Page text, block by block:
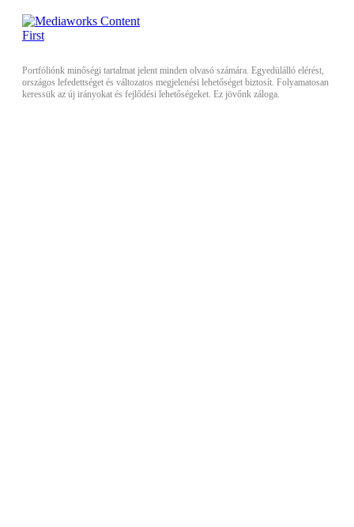
Portfóliónk minőségi tartalmat jelent minden olvasó számára. Egyedülálló elérést,
országos lefedettséget és változatos megjelenési lehetőséget biztosít. Folyamatosan
keressük az új irányokat és fejlődési lehetőségeket. Ez jövőnk záloga.